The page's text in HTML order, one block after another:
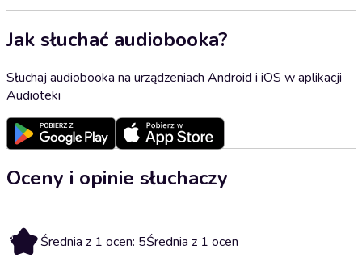
Jak słuchać audiobooka?
Słuchaj audiobooka na urządzeniach Android i iOS w aplikacji
Audioteki
Oceny i opinie słuchaczy
5 Średnia z 1 ocen: 5Średnia z 1 ocen